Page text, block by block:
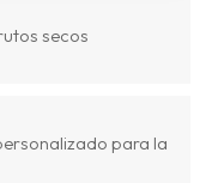
secos
para la